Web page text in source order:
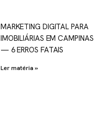
MARKETING DIGITAL PARA
IMOBILIÁRIAS EM CAMPINAS
— 6 ERROS FATAIS
Ler matéria »